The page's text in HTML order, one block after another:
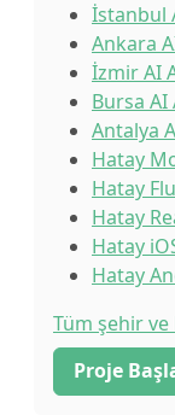
İstanbul
Ankara
İzmir AI
Bursa
Antalya
Hatay
Hatay
Hatay
Hatay
Hatay
Tüm şehir ve
Proje